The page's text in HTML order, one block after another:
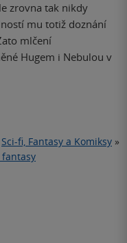
zrovna tak nikdy
mu totiž doznání
mlčení
Hugem i Nebulou v
Sci-fi, Fantasy a Komiksy »
fantasy